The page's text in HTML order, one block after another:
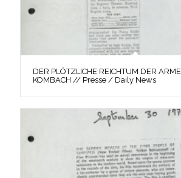
DER PLÖTZLICHE REICHTUM DER
KOMBACH // Presse / Daily News